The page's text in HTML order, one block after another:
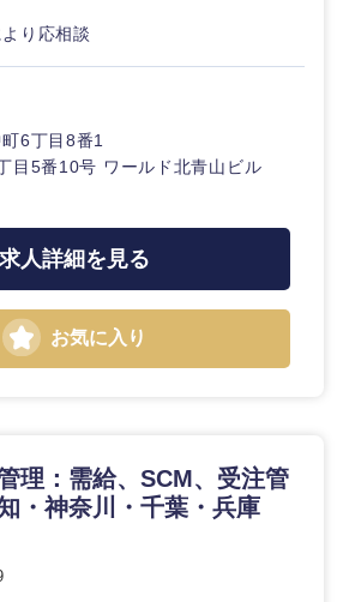
富山県
福井県
り応相談
6丁目8番1
目5番10号 ワールド北青山ビル
求人詳細を見る
お気に入り
理：需給、SCM、受注管
・神奈川・千葉・兵庫